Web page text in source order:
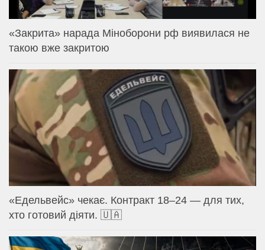
«Закрита» нарада Міноборони рф виявилася не
такою вже закритою
«Едельвейс» чекає. Контракт 18–24 — для тих,
хто готовий діяти. 🇺🇦